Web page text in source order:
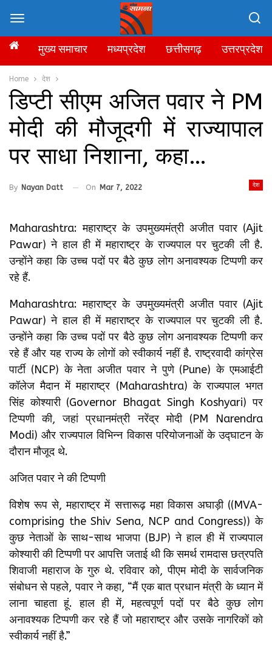
Home देश
डिप्टी सीएम अजित पवार ने PM
मोदी की मौजूदगी में राज्यापाल
पर साधा निशाना, कहा…
देश
By Nayan Datt On Mar 7, 2022
Maharashtra: महाराष्ट्र के उपमुख्यमंत्री अजीत पवार (Ajit
Pawar) ने हाल ही में महाराष्ट्र के राज्यपाल पर चुटकी ली है.
उन्होंने कहा कि उच्च पदों पर बैठे कुछ लोग अनावश्यक टिप्पणी कर
रहे हैं.
Maharashtra: महाराष्ट्र के उपमुख्यमंत्री अजीत पवार (Ajit
Pawar) ने हाल ही में महाराष्ट्र के राज्यपाल पर चुटकी ली है.
उन्होंने कहा कि उच्च पदों पर बैठे कुछ लोग अनावश्यक टिप्पणी कर
रहे हैं और यह राज्य के लोगों को स्वीकार्य नहीं है. राष्ट्रवादी कांग्रेस
पार्टी (NCP) के नेता अजीत पवार ने पुणे (Pune) के एमआईटी
कॉलेज मैदान में महाराष्ट्र (Maharashtra) के राज्यपाल भगत
सिंह कोश्यारी (Governor Bhagat Singh Koshyari) पर
टिप्पणी की, जहां प्रधानमंत्री नरेंद्र मोदी (PM Narendra
Modi) और राज्यपाल विभिन्न विकास परियोजनाओं के उद्घाटन के
दौरान मौजूद थे.
अजित पवार ने की टिप्पणी
विशेष रूप से, महाराष्ट्र में सत्तारूढ़ महा विकास अघाड़ी ((MVA-
comprising the Shiv Sena, NCP and Congress)) के
कुछ नेताओं के साथ-साथ भाजपा (BJP) ने हाल ही में राज्यपाल
कोश्यारी की टिप्पणी पर आपत्ति जताई थी कि समर्थ रामदास छत्रपति
शिवाजी महाराज के गुरु थे. रविवार को, पीएम मोदी के सार्वजनिक
संबोधन से पहले, पवार ने कहा, “मैं एक बात प्रधान मंत्री के ध्यान में
लाना चाहता हूं. हाल ही में, महत्वपूर्ण पदों पर बैठे कुछ लोग
अनावश्यक टिप्पणी कर रहे हैं जो महाराष्ट्र और उसके नागरिकों को
स्वीकार्य नहीं है.”
मुख्य समाचार मध्यप्रदेश छत्तीसगढ़ उत्तरप्रदेश